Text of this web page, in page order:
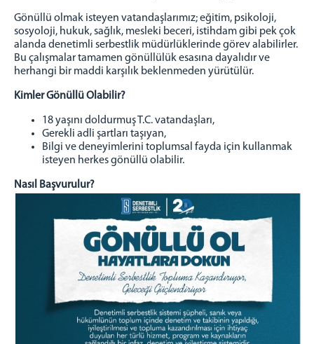
Koruma Kurulu
Kendi İşini Kurma
İyileştirme Çalışmaları
Çocuk Hizmetleri
Manevi Rehberlik
Elektronik İzleme
PROJELER
Genel Bilgi
Personelimiz İletişim
Gönüllü olmak isteyen vatandaşlarımız; eğitim, psikoloji,
sosyoloji, hukuk, sağlık, mesleki beceri, istihdam gibi pek çok
alanda denetimli serbestlik müdürlüklerinde görev alabilirler.
Bu çalışmalar tamamen gönüllülük esasına dayalıdır ve
herhangi bir maddi karşılık beklenmeden yürütülür.
Kimler Gönüllü Olabilir?
18 yaşını doldurmuş T.C. vatandaşları,
Gerekli adli şartları taşıyan,
Bilgi ve deneyimlerini toplumsal fayda için kullanmak
isteyen herkes gönüllü olabilir.
Nasıl Başvurulur?